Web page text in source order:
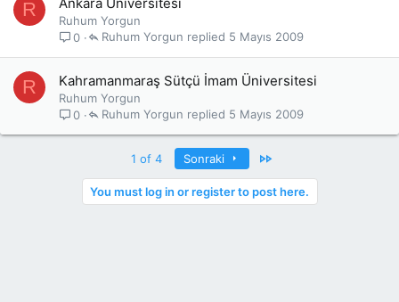
R
Ruhum Yorgun
0
5 Mayıs 2009
Ruhum Yorgun
R Kahramanmaraş Sütçü İmam Üniversitesi
Ruhum Yorgun
0
5 Mayıs 2009
Ruhum Yorgun
1 of 4 Sonraki Last
You must log in or register to post here.